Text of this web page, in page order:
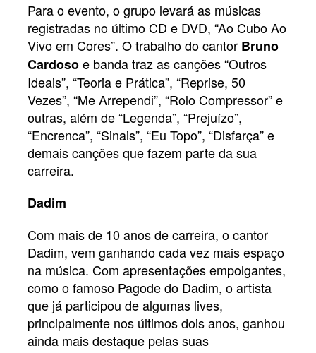
Para o evento, o grupo levará as músicas
registradas no último CD e DVD, “Ao Cubo Ao
Vivo em Cores”. O trabalho do cantor Bruno
Cardosoe banda traz as canções “Outros
Ideais”, “Teoria e Prática”, “Reprise, 50
Vezes”, “Me Arrependi”, “Rolo Compressor” e
outras, além de “Legenda”, “Prejuízo”,
“Encrenca”, “Sinais”, “Eu Topo”, “Disfarça” e
demais canções que fazem parte da sua
carreira.
Dadim
Com mais de 10 anos de carreira, o cantor
Dadim, vem ganhando cada vez mais espaço
na música. Com apresentações empolgantes,
como o famoso Pagode do Dadim, o artista
que já participou de algumas lives,
principalmente nos últimos dois anos, ganhou
ainda mais destaque pelas suas